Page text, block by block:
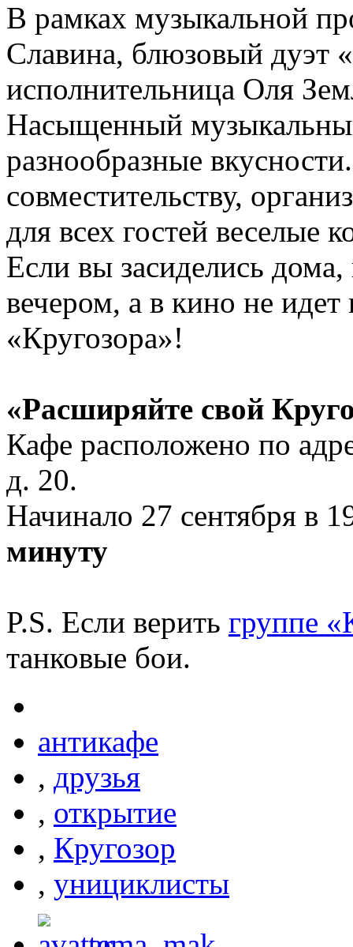
В рамках музыкальной
Славина, блюзовый дуэт
исполнительница Оля
Насыщенный
разнообразные
совместительству,
для всех гостей веселые
Если вы засиделись
вечером, а в кино не
«Кругозора»!
«Расширяйте свой
Кафе расположено по
д. 20.
Начинало 27 сентября в
минуту
P.S. Если верить группе
танковые бои.
антикафе
, друзья
, открытие
, Кругозор
, унициклисты